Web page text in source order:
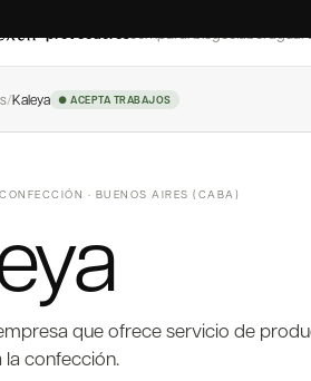
/Kaleya ● ACEPTA TRABAJOS
· BUENOS AIRES (CABA)
que ofrece servicio de
la confección.